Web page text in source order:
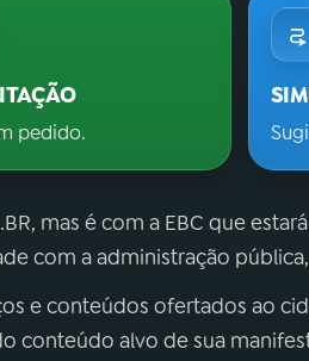
pedido.
mas é com a EBC que
com a administração
e conteúdos ofertados ao
conteúdo alvo de sua